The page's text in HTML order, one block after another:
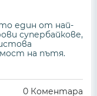
един от най-
супербайкове,
на пътя.
0 Коментара